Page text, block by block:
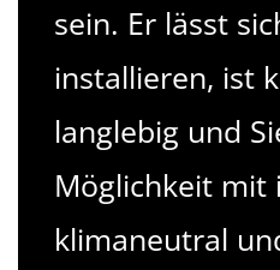
sein. Er lässt
installieren, ist
langlebig und
Möglichkeit mit
klimaneutral